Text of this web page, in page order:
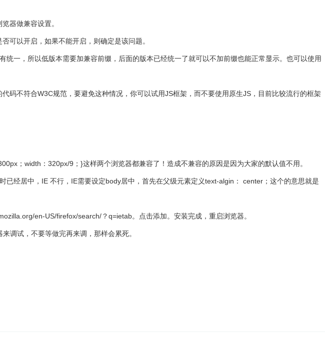
器做兼容设置。
可以开启，如果不能开启，则确定是该问题。
一，所以低版本需要加兼容前缀，后面的版本已经统一了就可以不加前缀也能正常显示。也可以使用
码不符合W3C规范，要避免这种情况，你可以试用JS框架，而不要使用原生JS，目前比较流行的框架
；width：320px/9；}这样两个浏览器都兼容了！造成不兼容的原因是因为大家的默认值不用。
经居中，IE 不行，IE需要设定body居中，首先在父级元素定义text-algin： center；这个的意思就是
en-US/firefox/search/？q=ietab。点击添加。安装完成，重启浏览器。
调试，不要等做完再来调，那样会累死。